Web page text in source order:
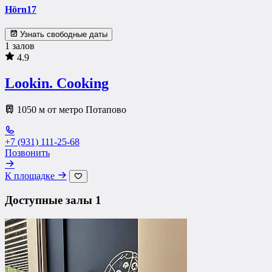
Hörn17
Узнать свободные даты
1 залов
4.9
Lookin. Cooking
1050 м от метро Потапово
+7 (931) 111-25-68
Позвонить
К площадке
Доступные залы 1